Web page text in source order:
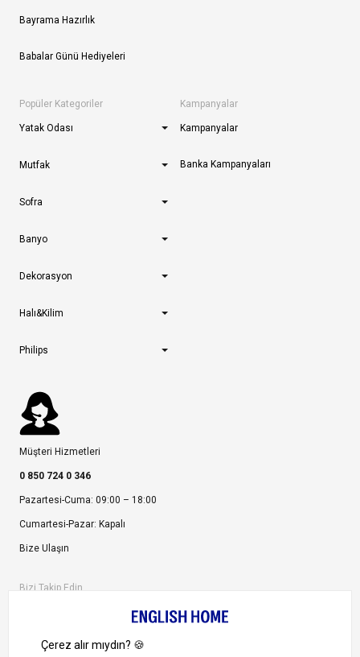
Bayrama Hazırlık
Babalar Günü Hediyeleri
Popüler Kategoriler
Yatak Odası
Mutfak
Sofra
Banyo
Dekorasyon
Halı&Kilim
Philips
Kampanyalar
Kampanyalar
Banka Kampanyaları
Müşteri Hizmetleri
0 850 724 0 346
Pazartesi-Cuma: 09:00 – 18:00
Cumartesi-Pazar: Kapalı
Bize Ulaşın
Bizi Takip Edin